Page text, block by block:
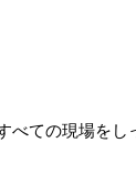
べての現場をし